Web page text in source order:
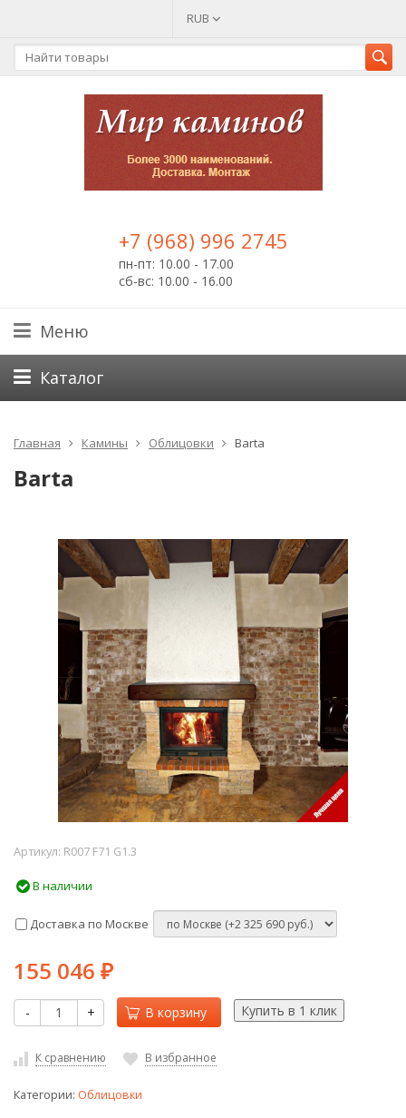
RUB
+7 (968) 996 2745
пн-пт: 10.00 - 17.00
сб-вс: 10.00 - 16.00
Меню
Каталог
Главная Камины Облицовки Barta
Barta
Артикул: R007 F71 G1.3
В наличии
Доставка по Москве
155 046 ₽
- + В корзину
К сравнению В избранное
Категории: Облицовки